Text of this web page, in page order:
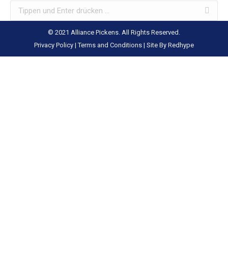
Search:
© 2021 Alliance Pickens. All Rights Reserved.
Privacy Policy |Terms and Conditions | Site By Redhype